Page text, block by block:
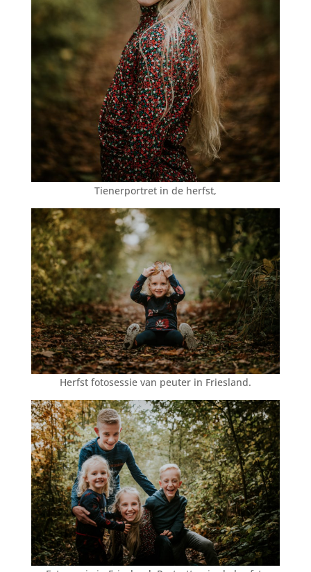
Tienerportret in de herfst,
Herfst fotosessie van peuter in Friesland.